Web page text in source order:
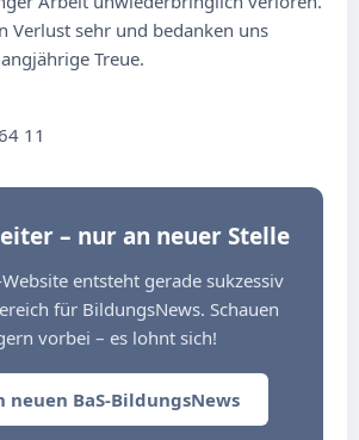
Verlust sehr und bedanken uns
Treue.
11
– nur an neuer Stelle
entsteht gerade sukzessiv
für BildungsNews. Schauen
vorbei – es lohnt sich!
neuen BaS-BildungsNews